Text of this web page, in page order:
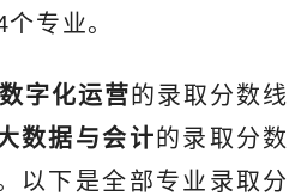
专业。
字化运营的录取分数线
数据与会计的录取分数
以下是全部专业录取分